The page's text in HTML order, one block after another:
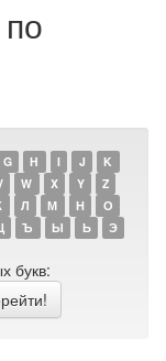
G H I J
K
W X Y
Z
Л М Н
О
Ъ Ы Ь
Э
букв: